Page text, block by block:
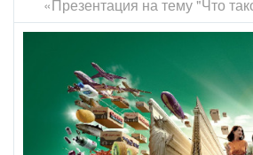
«Презентация на тему "Что